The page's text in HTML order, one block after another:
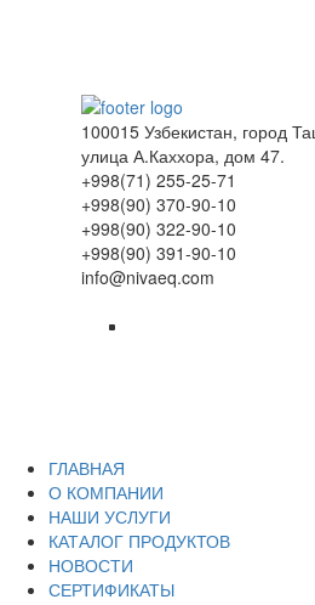
100015 Узбекистан, город
улица А.Каххора, дом 47.
+998(71) 255-25-71
+998(90) 370-90-10
+998(90) 322-90-10
+998(90) 391-90-10
info@nivaeq.com
ГЛАВНАЯ
О КОМПАНИИ
НАШИ УСЛУГИ
КАТАЛОГ ПРОДУКТОВ
НОВОСТИ
СЕРТИФИКАТЫ